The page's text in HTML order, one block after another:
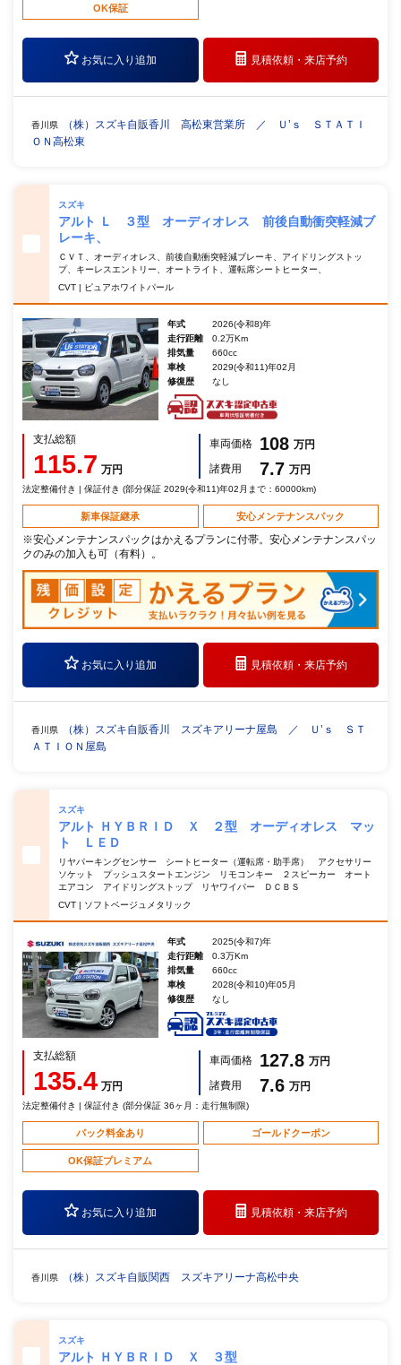
OK保証
お気に入り追加 見積依頼・来店予約
香川県
（株）スズキ自販香川 高松東営業所 ／ Ｕ’ｓ ＳＴＡＴＩ
ＯＮ高松東
スズキ
アルト Ｌ ３型 オーディオレス 前後自動衝突軽減ブ
レーキ、
ＣＶＴ、オーディオレス、前後自動衝突軽減ブレーキ、アイドリングストッ
プ、キーレスエントリー、オートライト、運転席シートヒーター、
CVT | ピュアホワイトパール
年式
2026(令和8)年
走行距離
0.2万Km
排気量
660cc
車検
2029(令和11)年02月
修復歴
なし
支払総額
115.7 万円
車両価格 108 万円
諸費用
7.7 万円
法定整備付き | 保証付き (部分保証 2029(令和11)年02月まで：60000km)
新車保証継承 安心メンテナンスパック
※安心メンテナンスパックはかえるプランに付帯。安心メンテナンスパッ
クのみの加入も可（有料）。
お気に入り追加 見積依頼・来店予約
香川県
（株）スズキ自販香川 スズキアリーナ屋島 ／ Ｕ’ｓ ＳＴ
ＡＴＩＯＮ屋島
スズキ
アルト ＨＹＢＲＩＤ Ｘ ２型 オーディオレス マッ
ト ＬＥＤ
リヤパーキングセンサー シートヒーター（運転席・助手席） アクセサリー
ソケット プッシュスタートエンジン リモコンキー ２スピーカー オート
エアコン アイドリングストップ リヤワイパー ＤＣＢＳ
CVT | ソフトベージュメタリック
年式
2025(令和7)年
走行距離
0.3万Km
排気量
660cc
車検
2028(令和10)年05月
修復歴
なし
支払総額
135.4 万円
車両価格 127.8 万円
諸費用
7.6 万円
法定整備付き | 保証付き (部分保証 36ヶ月：走行無制限)
パック料金あり ゴールドクーポン
OK保証プレミアム
お気に入り追加 見積依頼・来店予約
香川県 （株）スズキ自販関西 スズキアリーナ高松中央
スズキ
アルト ＨＹＢＲＩＤ Ｘ ３型